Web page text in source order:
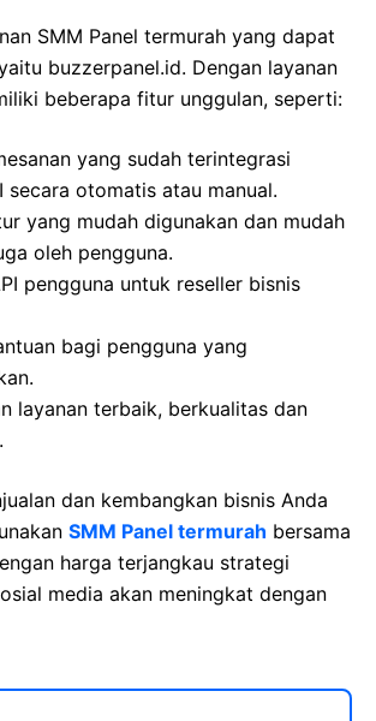
SMM Panel termurah yang dapat
buzzerpanel.id. Dengan layanan
beberapa fitur unggulan, seperti:
yang sudah terintegrasi
secara otomatis atau manual.
yang mudah digunakan dan mudah
oleh pengguna.
pengguna untuk reseller bisnis
bagi pengguna yang
layanan terbaik, berkualitas dan
dan kembangkan bisnis Anda
SMM Panel termurah bersama
harga terjangkau strategi
media akan meningkat dengan